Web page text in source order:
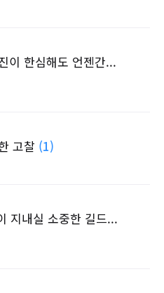
이 한심해도 언젠간...
고찰 (1)
지내실 소중한 길드...